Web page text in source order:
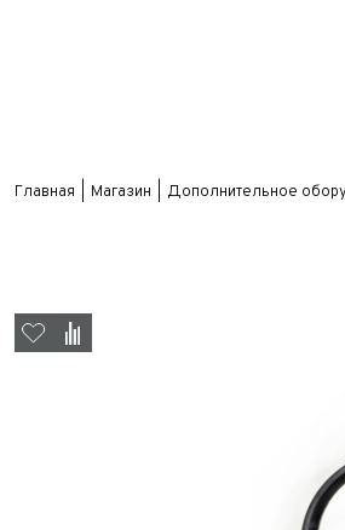
Главная Магазин Дополнительное